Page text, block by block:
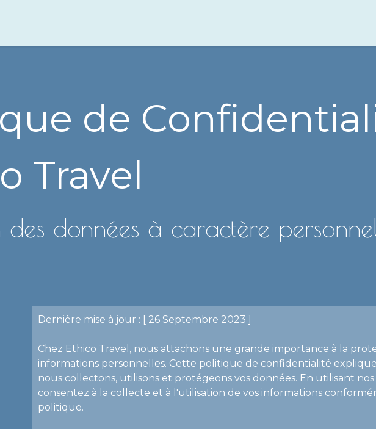
de
Travel
des données à caractère
Dernière mise à jour : [ 26 Septembre 2023 ]
Chez Ethico Travel, nous attachons une grande importance à la
informations personnelles. Cette politique de confidentialité
nous collectons, utilisons et protégeons vos données. En utilisant nos
consentez à la collecte et à l'utilisation de vos informations
politique.